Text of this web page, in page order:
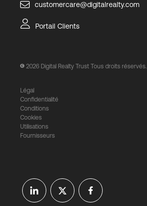
customercare@digitalrealty.com
Portail Clients
2026 Digital Realty Trust Tous droits réservés.
Légal
Confidentialité
Conditions
Cookies
Utilisations
Fournisseurs